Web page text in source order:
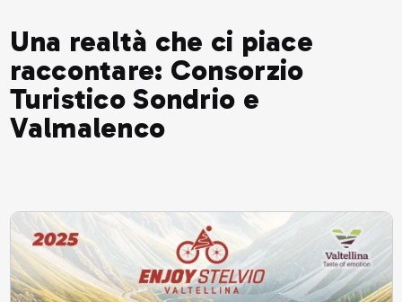
Una realtà che ci piace
raccontare: Consorzio
Turistico Sondrio e
Valmalenco